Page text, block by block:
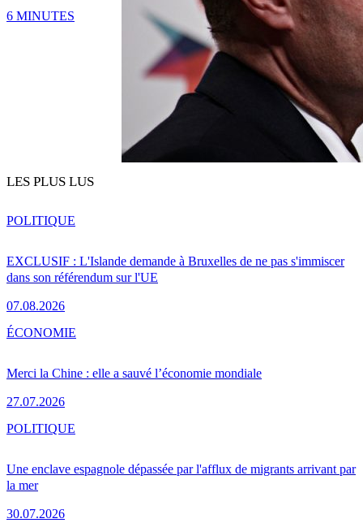
6 MINUTES
LES PLUS LUS
EXCLUSIF : L'Islande demande à Bruxelles de ne pas s'immiscer
dans son référendum sur l'UE
07.08.2026
POLITIQUE
Merci la Chine : elle a sauvé l’économie mondiale
27.07.2026
ÉCONOMIE
Une enclave espagnole dépassée par l'afflux de migrants arrivant par
la mer
30.07.2026
POLITIQUE